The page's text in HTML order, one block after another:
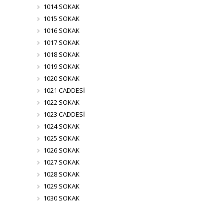
1014 SOKAK
1015 SOKAK
1016 SOKAK
1017 SOKAK
1018 SOKAK
1019 SOKAK
1020 SOKAK
1021 CADDESİ
1022 SOKAK
1023 CADDESİ
1024 SOKAK
1025 SOKAK
1026 SOKAK
1027 SOKAK
1028 SOKAK
1029 SOKAK
1030 SOKAK